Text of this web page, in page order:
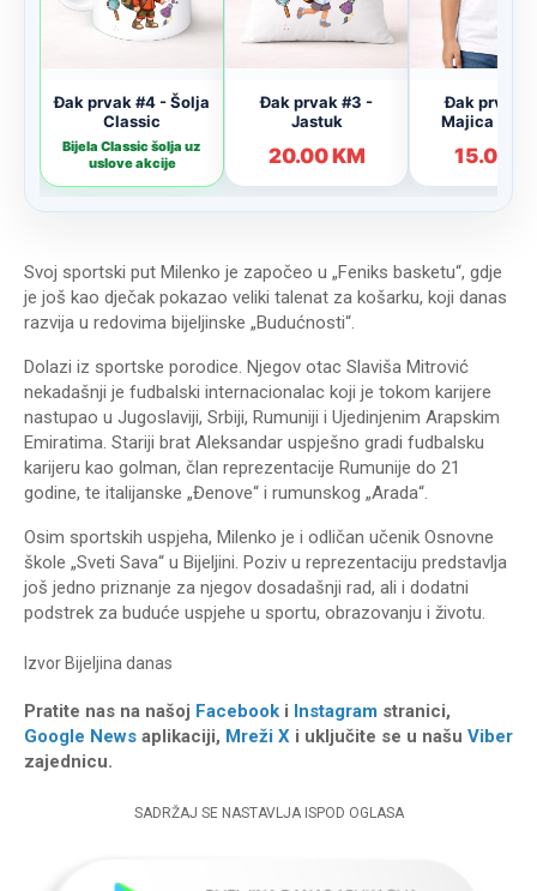
Svoj sportski put Milenko je započeo u „Feniks basketu“, gdje
je još kao dječak pokazao veliki talenat za košarku, koji danas
razvija u redovima bijeljinske „Budućnosti“.
Dolazi iz sportske porodice. Njegov otac Slaviša Mitrović
nekadašnji je fudbalski internacionalac koji je tokom karijere
nastupao u Jugoslaviji, Srbiji, Rumuniji i Ujedinjenim Arapskim
Emiratima. Stariji brat Aleksandar uspješno gradi fudbalsku
karijeru kao golman, član reprezentacije Rumunije do 21
godine, te italijanske „Đenove“ i rumunskog „Arada“.
Osim sportskih uspjeha, Milenko je i odličan učenik Osnovne
škole „Sveti Sava“ u Bijeljini. Poziv u reprezentaciju predstavlja
još jedno priznanje za njegov dosadašnji rad, ali i dodatni
podstrek za buduće uspjehe u sportu, obrazovanju i životu.
Izvor Bijeljina danas
Pratite nas na našoj Facebook i Instagram stranici,
Google News aplikaciji, Mreži X i uključite se u našu Viber
zajednicu.
SADRŽAJ SE NASTAVLJA ISPOD OGLASA